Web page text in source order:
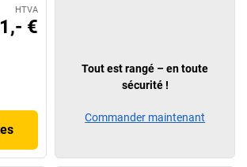
HTVA
€
Tout est rangé – en toute
sécurité !
Commander maintenant